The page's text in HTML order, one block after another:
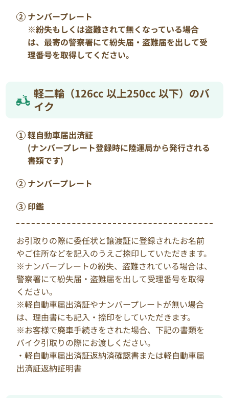
ナンバープレート
※紛失もしくは盗難されて無くなっている場合
は、最寄の警察署にて紛失届・盗難届を出して受
理番号を取得してください。
軽二輪（126cc 以上250cc 以下）のバ
イク
軽自動車届出済証
(ナンバープレート登録時に陸運局から発行される
書類です)
ナンバープレート
印鑑
お引取りの際に委任状と譲渡証に登録されたお名前
やご住所などを記入のうえご捺印していただきます。
※ナンバープレートの紛失、盗難されている場合は、
警察署にて紛失届・盗難届を出して受理番号を取得
ください。
※軽自動車届出済証やナンバープレートが無い場合
は、理由書にも記入・捺印をしていただきます。
※お客様で廃車手続きをされた場合、下記の書類を
バイク引取りの際にお渡しください。
・軽自動車届出済証返納済確認書または軽自動車届
出済証返納証明書